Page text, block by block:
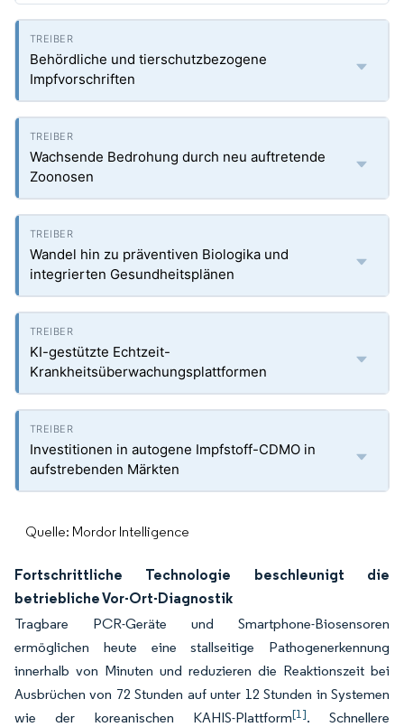
Behördliche und tierschutzbezogene
Impfvorschriften
Wachsende Bedrohung durch neu auftretende
Zoonosen
Wandel hin zu präventiven Biologika und
integrierten Gesundheitsplänen
KI-gestützte Echtzeit-
Krankheitsüberwachungsplattformen
Investitionen in autogene Impfstoff-CDMO in
aufstrebenden Märkten
Quelle: Mordor Intelligence
Fortschrittliche Technologie beschleunigt die
betriebliche Vor-Ort-Diagnostik
Tragbare PCR-Geräte und Smartphone-Biosensoren
ermöglichen heute eine stallseitige Pathogenerkennung
innerhalb von Minuten und reduzieren die Reaktionszeit bei
Ausbrüchen von 72 Stunden auf unter 12 Stunden in Systemen
wie der koreanischen KAHIS-Plattform[1]. Schnellere